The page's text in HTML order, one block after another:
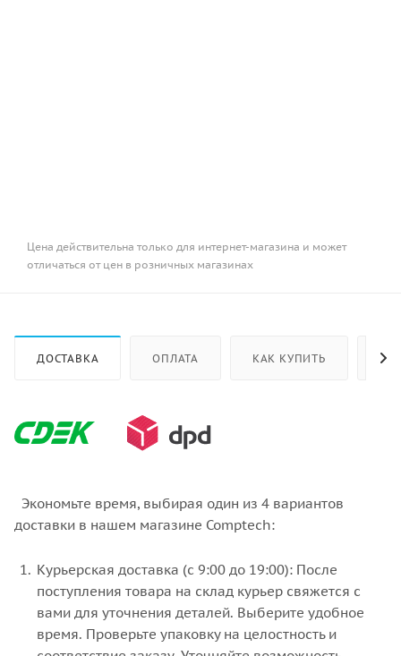
Цена действительна только для интернет-магазина и может
отличаться от цен в розничных магазинах
ДОСТАВКА ОПЛАТА КАК КУПИТЬ
Экономьте время, выбирая один из 4 вариантов
доставки в нашем магазине Comptech:
Курьерская доставка (с 9:00 до 19:00): После
поступления товара на склад курьер свяжется с
вами для уточнения деталей. Выберите удобное
время. Проверьте упаковку на целостность и